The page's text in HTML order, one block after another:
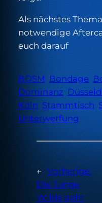
Als nächstes
notwendige
euch darauf
BDSM Bondage
Dominanz
Köln Stammtisch
Unterwerfung
← Vorherige:
Die Junge
Wilde geht